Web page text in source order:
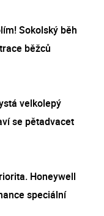
Sokolský běh
běžců
velkolepý
se pětadvacet
Honeywell
speciální